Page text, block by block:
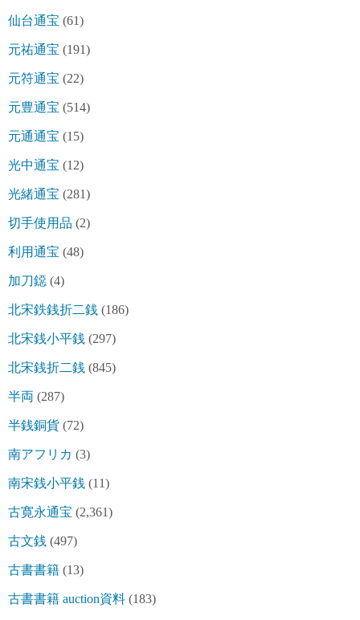
仙台通宝 (61)
元祐通宝 (191)
元符通宝 (22)
元豊通宝 (514)
元通通宝 (15)
光中通宝 (12)
光緒通宝 (281)
切手使用品 (2)
利用通宝 (48)
加刀鐚 (4)
北宋鉄銭折二銭 (186)
北宋銭小平銭 (297)
北宋銭折二銭 (845)
半両 (287)
半銭銅貨 (72)
南アフリカ (3)
南宋銭小平銭 (11)
古寛永通宝 (2,361)
古文銭 (497)
古書書籍 (13)
古書書籍 auction資料 (183)